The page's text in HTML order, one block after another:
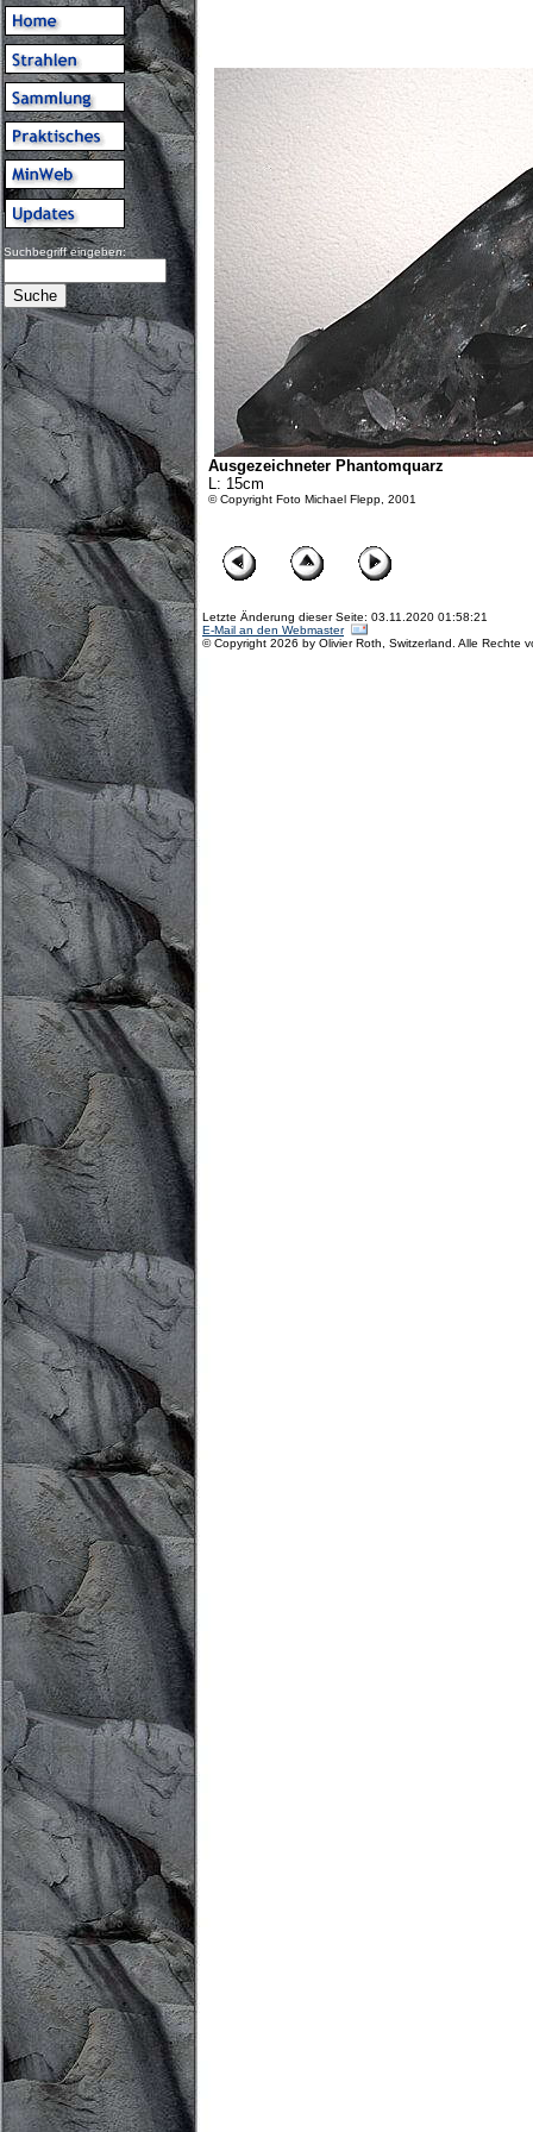
Suchbegriff eingeben:
Ausgezeichneter Phantomquarz
L: 15cm
© Copyright Foto Michael Flepp, 2001
Letzte Änderung dieser Seite: 03.11.2020 01:58:21
E-Mail an den Webmaster
© Copyright 2026 by Olivier Roth, Switzerland. Alle Rechte